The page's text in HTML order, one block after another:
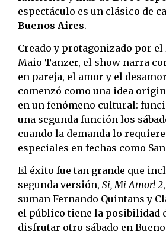
espectáculo es un clásico de
Buenos Aires.
Creado y protagonizado por
Maio Tanzer, el show narra
en pareja, el amor y el
comenzó como una idea
en un fenómeno cultural:
una segunda función los
cuando la demanda lo
especiales en fechas como
El éxito fue tan grande que
segunda versión, Si, Mi Amor! 2
suman Fernando Quintans y
el público tiene la posibilidad
disfrutar otro sábado en